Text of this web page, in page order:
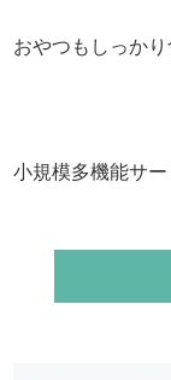
おやつもしっか
小規模多機能サ